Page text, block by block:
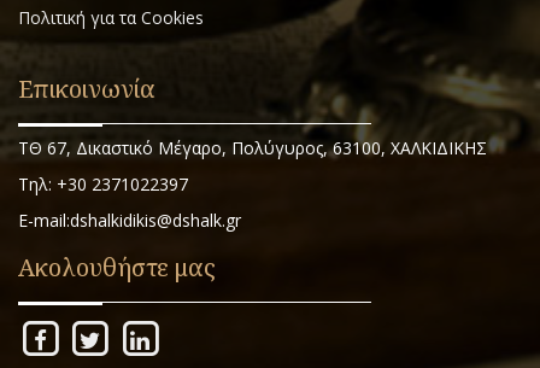
Πολιτική για τα Cookies
Επικοινωνία
ΤΘ 67, Δικαστικό Μέγαρο, Πολύγυρος, 63100, ΧΑΛΚΙΔΙΚΗΣ
Τηλ: +30 2371022397
E-mail:dshalkidikis@dshalk.gr
Ακολουθήστε μας